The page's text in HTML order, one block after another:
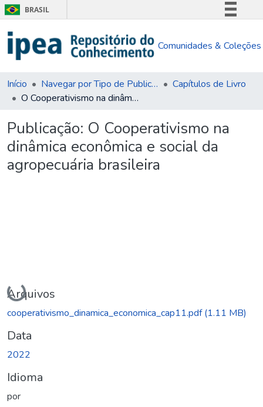
BRASIL
Comunica BR
Acesso à informação
Comunidades & Coleções
Início Navegar por Tipo de Publicação
Capítulos de Livro
O Cooperativismo na dinâmica econômica e social da agropecuária brasileira
Publicação: O Cooperativismo na
dinâmica econômica e social da
agropecuária brasileira
Carregando...
Arquivos
cooperativismo_dinamica_economica_cap11.pdf(1.11 MB)
Data
2022
Idioma
por